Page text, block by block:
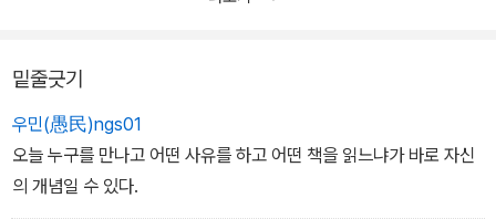
밑줄긋기
우민(愚民)ngs01
오늘 누구를 만나고 어떤 사유를 하고 어떤 책을 읽느냐가 바로 자신
의 개념일 수 있다.